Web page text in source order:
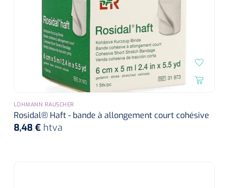
Alginates
Divers
Dissolvant de couche adhésive
Agraffes de fixation
LOHMANN RAUSCHER
Rosidal® Haft - bande à allongement court cohésive
8,48 € htva